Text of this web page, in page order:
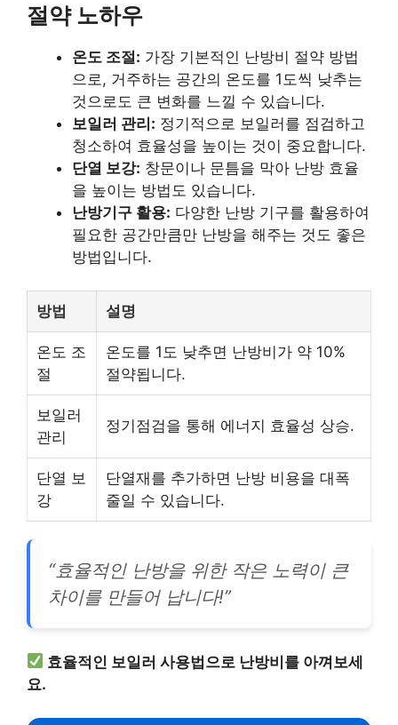
절약 노하우
온도 조절: 가장 기본적인 난방비 절약 방법
으로, 거주하는 공간의 온도를 1도씩 낮추는
것으로도 큰 변화를 느낄 수 있습니다.
보일러 관리: 정기적으로 보일러를 점검하고
청소하여 효율성을 높이는 것이 중요합니다.
단열 보강: 창문이나 문틈을 막아 난방 효율
을 높이는 방법도 있습니다.
난방기구 활용: 다양한 난방 기구를 활용하여
필요한 공간만큼만 난방을 해주는 것도 좋은
방법입니다.
방법 설명
온도 조
절
온도를 1도 낮추면 난방비가 약 10%
절약됩니다.
보일러
관리
정기점검을 통해 에너지 효율성 상승.
단열 보
강
단열재를 추가하면 난방 비용을 대폭
줄일 수 있습니다.
“효율적인 난방을 위한 작은 노력이 큰
차이를 만들어 납니다!”
효율적인 보일러 사용법으로 난방비를 아껴보세
요.